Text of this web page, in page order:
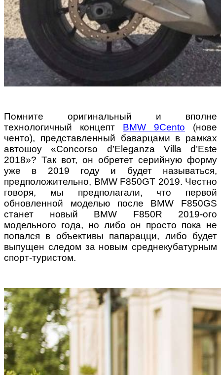
Помните оригинальный и вполне
технологичный концепт BMW 9Cento (нове
ченто), представленный баварцами в рамках
автошоу «Concorso d’Eleganza Villa d’Este
2018»? Так вот, он обретет серийную форму
уже в 2019 году и будет называться,
предположительно, BMW F850GT 2019. Честно
говоря, мы предполагали, что первой
обновленной моделью после BMW F850GS
станет новый BMW F850R 2019-ого
модельного года, но либо он просто пока не
попался в объективы папарацци, либо будет
выпущен следом за новым среднекубатурным
спорт-туристом.